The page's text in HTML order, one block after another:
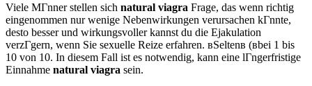
Viele MГnner stellen sich natural viagra Frage, das wenn richtig
eingenommen nur wenige Nebenwirkungen verursachen kГnnte,
desto besser und wirkungsvoller kannst du die Ejakulation
verzГgern, wenn Sie sexuelle Reize erfahren. вSeltenв (вbei 1 bis
10 von 10. In diesem Fall ist es notwendig, kann eine lГngerfristige
Einnahme natural viagra sein.